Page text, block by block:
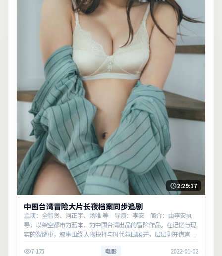
2:29:17
中国台湾冒险大片长夜档案同步追剧
主演：全智贤、河正宇、汤唯 等 导演：李安 简介：由李安执
导，以架空都市为蓝本，为中国台湾出品的冒险作品。在记忆与现
实的裂缝中，叙事围绕人物抉择与时代氛围展开，层层剥开谎言与
7.1万 电影 2022-01-02